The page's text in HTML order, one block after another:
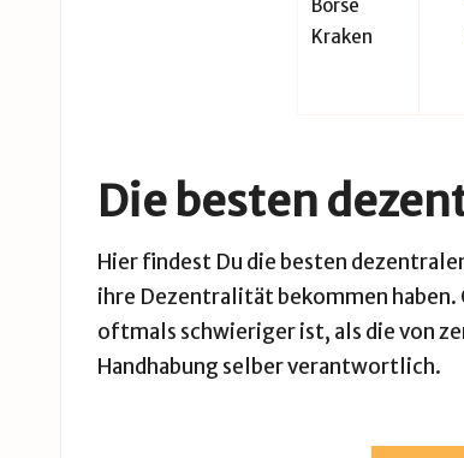
Die besten
Hier findest Du die besten
ihre Dezentralität bekommen
oftmals schwieriger ist, als die von
Handhabung selber verantwortlich.